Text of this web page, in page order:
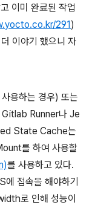
이미 완료된 작업
291)
이야기 했으니 자
용하는 경우) 또는
Runner나 Je
State Cache는
를 하여 사용할
를 사용하고 있다.
접속을 해야하기
로 인해 성능이